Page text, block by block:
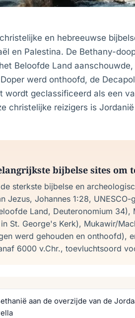
en hebreeuwse
en Palestina. De Bethany-
Beloofde Land
werd onthoofd, de
wordt geclassificeerd als een
christelijke reizigers is
bijbelse sites om
sterkste bijbelse en
Jezus, Johannes 1:28,
Land, Deuteronomium
St. George's Kerk), Mukawir/
werd gehouden en onthoofd),
6000 v.Chr., toevluchtsoord
aan de overzijde van de